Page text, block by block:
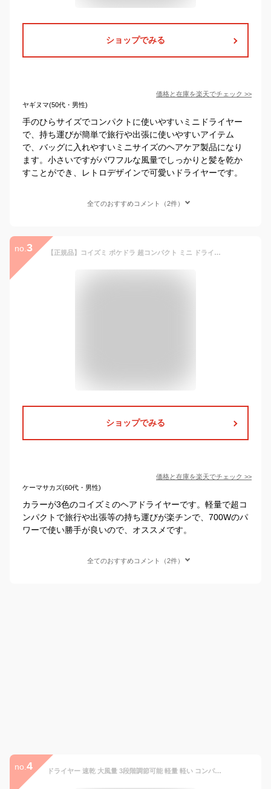
ショップでみる
価格と在庫を楽天でチェック >>
ヤギヌマ(50代・男性)
手のひらサイズでコンパクトに使いやすいミニドライヤー
で、持ち運びが簡単で旅行や出張に使いやすいアイテム
で、バッグに入れやすいミニサイズのヘアケア製品になり
ます。小さいですがパワフルな風量でしっかりと髪を乾か
すことができ、レトロデザインで可愛いドライヤーです。
全てのおすすめコメント（2件）
no. 3 【正規品】コイズミ ポケドラ 超コンパクト ミニ ドライヤー KHD9731 ココニアル 700W 軽量 ヘアドライヤー ドライアー 小型 収納 旅行 便利 かわいい おすすめ 持ち運び 小さい ポケットサイズ 軽い スケルトン 透明 レトロ 前髪 プレゼント ギフト KOIZUMI 小泉成器
ショップでみる
価格と在庫を楽天でチェック >>
ケーマサカズ(60代・男性)
カラーが3色のコイズミのヘアドライヤーです。軽量で超コ
ンパクトで旅行や出張等の持ち運びが楽チンで、700Wのパ
ワーで使い勝手が良いので、オススメです。
全てのおすすめコメント（2件）
no. 4 ドライヤー 速乾 大風量 3段階調節可能 軽量 軽い コンパクト マイナスイオン ヘアドライヤー 小型 時短 一人暮らし 新生活 アイリスオーヤマ MiCOLA ミコラ *タイパ ひとり暮らし かわいい パープル グリーン [2512SI]